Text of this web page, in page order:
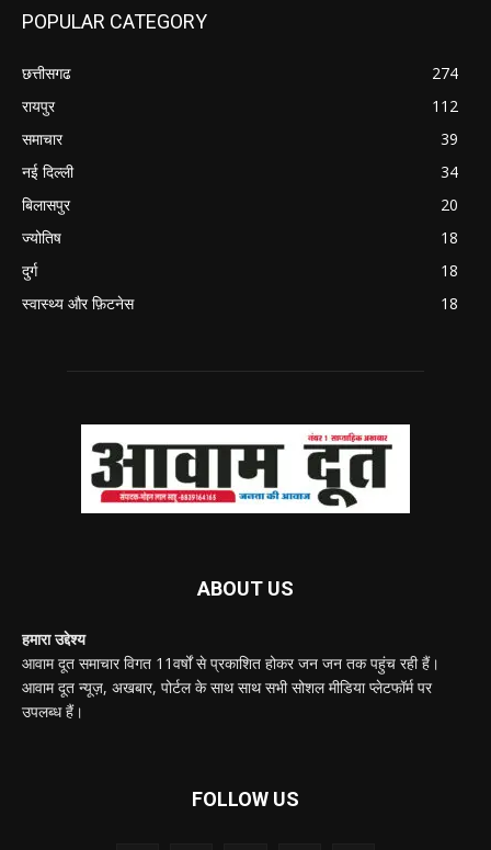
POPULAR CATEGORY
छत्तीसगढ
274
रायपुर
112
समाचार
39
नई दिल्ली
34
बिलासपुर
20
ज्योतिष
18
दुर्ग
18
स्वास्थ्य और फ़िटनेस
18
ABOUT US
हमारा उद्देश्य
आवाम दूत समाचार विगत 11वर्षों से प्रकाशित होकर जन जन तक पहुंच रही हैं।
आवाम दूत न्यूज़, अखबार, पोर्टल के साथ साथ सभी सोशल मीडिया प्लेटफॉर्म पर
उपलब्ध हैं।
FOLLOW US